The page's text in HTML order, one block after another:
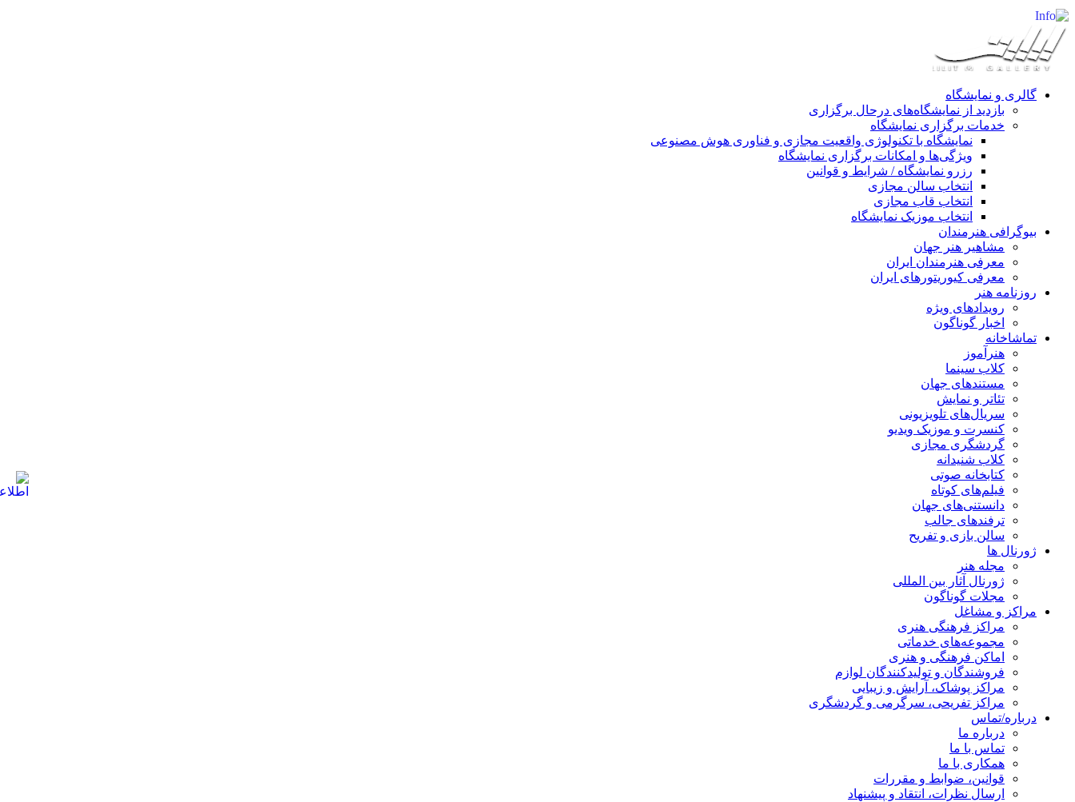
گالری و نمایشگاه
بازدید از نمایشگاه‌های درحال برگزاری
خدمات برگزاری نمایشگاه
نمایشگاه با تکنولوژی واقعیت مجازی و فناوری هوش مصنوعی
ویژگی‌ها و امکانات برگزاری نمایشگاه
رزرو نمایشگاه / شرایط و قوانین
انتخاب سالن مجازی
انتخاب قاب مجازی
انتخاب موزیک نمایشگاه
بیوگرافی هنرمندان
مشاهیر هنر جهان
معرفی هنرمندان ایران
معرفی کیوریتورهای ایران
روزنامه هنر
رویدادهای ویژه
اخبار گوناگون
تماشاخانه
هنرآموز
کلاب سینما
مستندهای جهان
تئاتر و نمایش
سریال‌های تلویزیونی
کنسرت و موزیک ویدیو
گردشگری مجازی
کلاب شنیدانه
کتابخانه صوتی
فیلم‌های کوتاه
دانستنی‌های جهان
ترفندهای جالب
سالن بازی و تفریح
ژورنال ها
مجله هنر
ژورنال آثار بین المللی
مجلات گوناگون
مراکز و مشاغل
مراکز فرهنگی هنری
مجموعه‌های خدماتی
اماکن فرهنگی و هنری
فروشندگان و تولیدکنندگان لوازم
مراکز پوشاک، آرایش و زیبایی
مراکز تفریحی، سرگرمی و گردشگری
درباره/تماس
درباره ما
تماس با ما
همکاری با ما
قوانین، ضوابط و مقررات
ارسال نظرات، انتقاد و پیشنهاد